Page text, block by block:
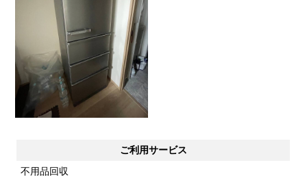
ご利用サービス
不用品回収